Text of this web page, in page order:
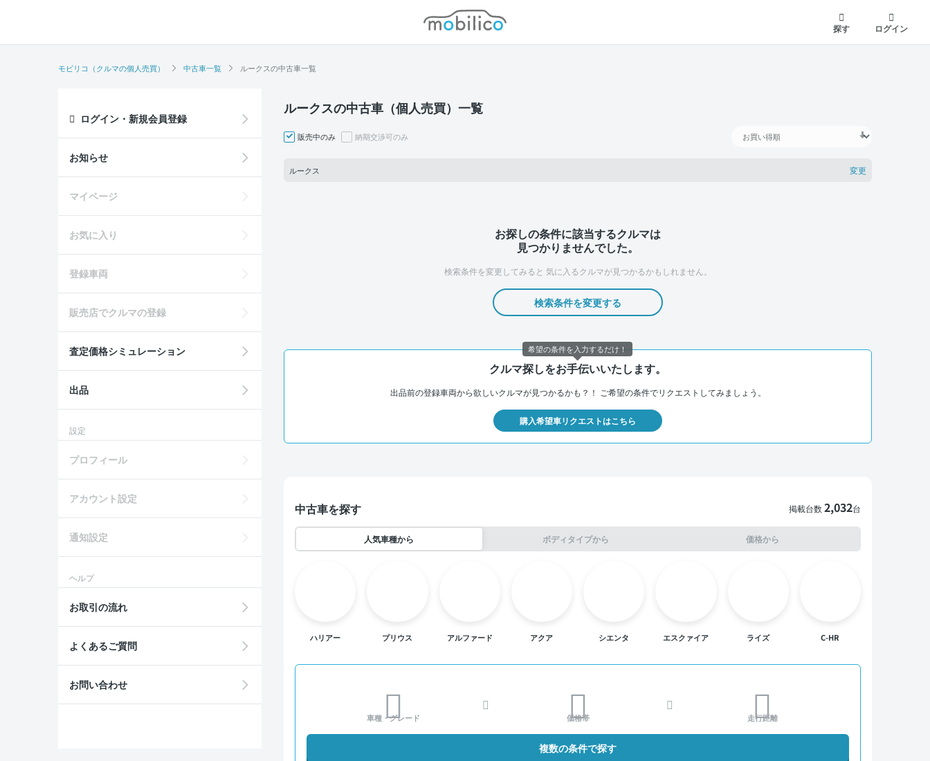
モビリコ
探す
ログイン
モビリコ（クルマの個人売買） 中古車一覧 ルークスの中古車一覧
ルークスの中古車（個人売買）一覧
販売中のみ 納期交渉可のみ
ルークス 変更
お探しの条件に該当するクルマは
見つかりませんでした。
検索条件を変更してみると 気に入るクルマが見つかるかもしれません。
検索条件を変更する
クルマ探しをお手伝いいたします。
出品前の登録車両から欲しいクルマが見つかるかも？！ ご希望の条件でリクエストしてみましょう。
購入希望車リクエストはこちら
中古車を探す 掲載台数2,032台
人気車種から ボディタイプから 価格から
ハリアー プリウス アルファード アクア シエンタ エスクァイア ライズ C-HR
車種・グレード 価格帯 走行距離
複数の条件で探す
ログイン・新規会員登録
お知らせ
マイページ
お気に入り
登録車両
販売店でクルマの登録
査定価格シミュレーション
出品
設定
プロフィール
アカウント設定
通知設定
ヘルプ
お取引の流れ
よくあるご質問
お問い合わせ
希望の条件を入力するだけ！